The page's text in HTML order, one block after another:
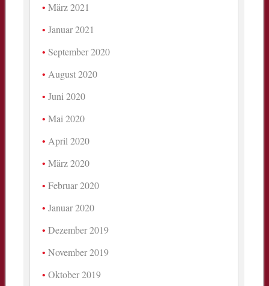
März 2021
Januar 2021
September 2020
August 2020
Juni 2020
Mai 2020
April 2020
März 2020
Februar 2020
Januar 2020
Dezember 2019
November 2019
Oktober 2019